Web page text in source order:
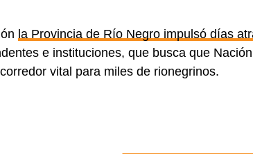
la Provincia de Río Negro impulsó días
e instituciones, que busca que
vital para miles de rionegrinos.